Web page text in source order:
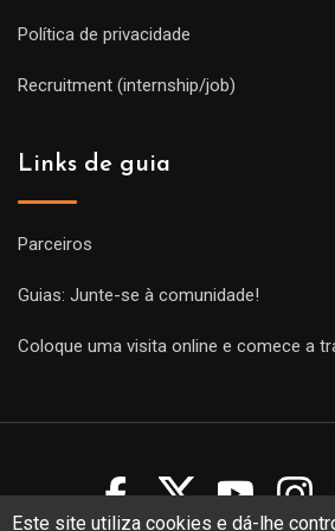
Este site utiliza cookies e dá-lhe
Política de privacidade
Recruitment (internship/job)
Links de guia
Parceiros
Guias: Junte-se à comunidade!
Coloque uma visita online e comece a